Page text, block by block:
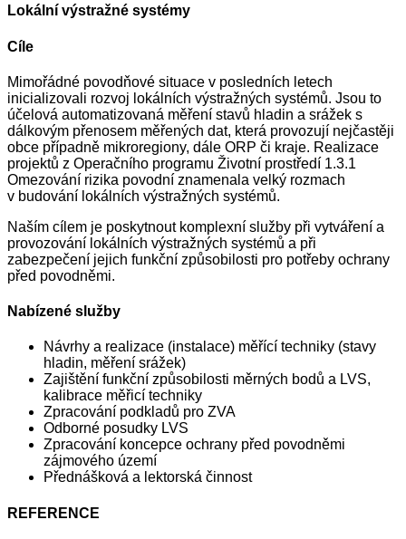
Lokální výstražné systémy
Cíle
Mimořádné povodňové situace v posledních letech
inicializovali rozvoj lokálních výstražných systémů. Jsou to
účelová automatizovaná měření stavů hladin a srážek s
dálkovým přenosem měřených dat, která provozují nejčastěji
obce případně mikroregiony, dále ORP či kraje. Realizace
projektů z Operačního programu Životní prostředí 1.3.1
Omezování rizika povodní znamenala velký rozmach
v budování lokálních výstražných systémů.
Naším cílem je poskytnout komplexní služby při vytváření a
provozování lokálních výstražných systémů a při
zabezpečení jejich funkční způsobilosti pro potřeby ochrany
před povodněmi.
Nabízené služby
Návrhy a realizace (instalace) měřící techniky (stavy
hladin, měření srážek)
Zajištění funkční způsobilosti měrných bodů a LVS,
kalibrace měřicí techniky
Zpracování podkladů pro ZVA
Odborné posudky LVS
Zpracování koncepce ochrany před povodněmi
zájmového území
Přednášková a lektorská činnost
REFERENCE